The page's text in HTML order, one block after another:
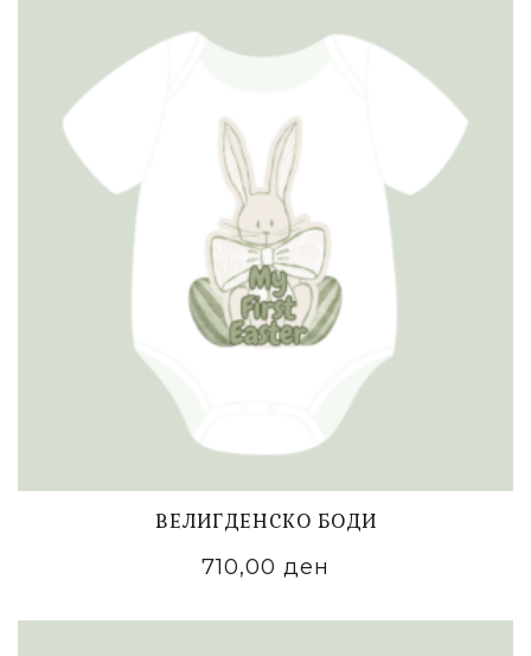
ВЕЛИГДЕНСКО БОДИ
710,00 ден